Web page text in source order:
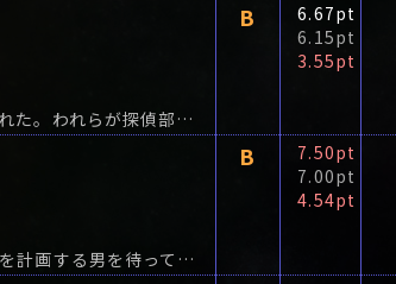
連戦連敗の鯉ヶ窪学園野球部のグラウンドからベースが盗まれた。われらが探偵部にも相談が持ち込まれるが、あえなく未解決に。
B
6.67pt
6.15pt
3.55pt
結婚三か月、そろそろ妻を殺す頃合だ―財産目当てに妻殺しを計画する男を待っていた皮肉な展開をオフビートなユーモアをまじえて描く「妻を殺さば」、銀行金庫の中の“余分な”10ドルをめぐって二...
B
7.50pt
7.00pt
4.54pt